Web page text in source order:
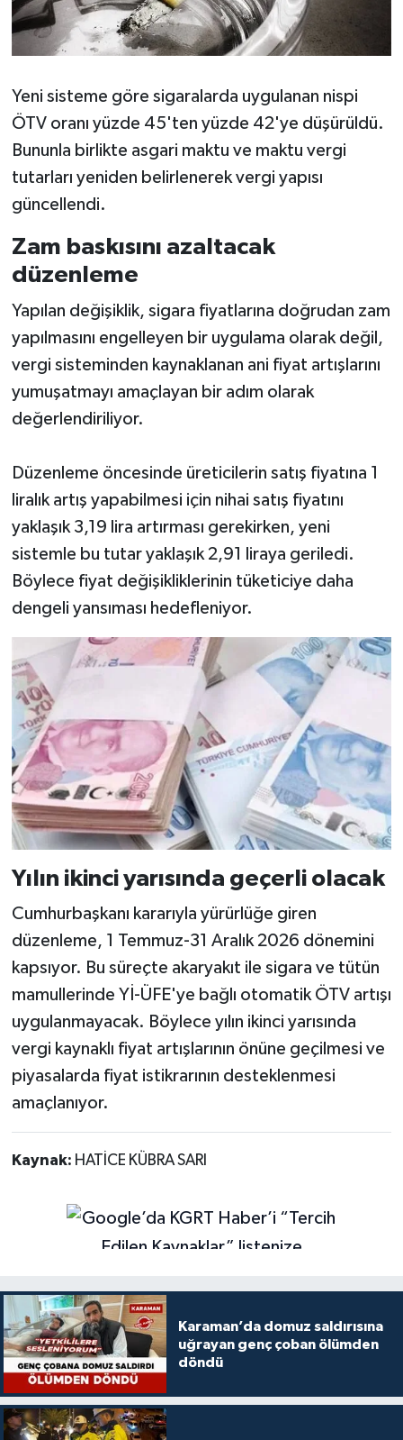
Yeni sisteme göre sigaralarda uygulanan nispi
ÖTV oranı yüzde 45'ten yüzde 42'ye düşürüldü.
Bununla birlikte asgari maktu ve maktu vergi
tutarları yeniden belirlenerek vergi yapısı
güncellendi.
Zam baskısını azaltacak
düzenleme
Yapılan değişiklik, sigara fiyatlarına doğrudan zam
yapılmasını engelleyen bir uygulama olarak değil,
vergi sisteminden kaynaklanan ani fiyat artışlarını
yumuşatmayı amaçlayan bir adım olarak
değerlendiriliyor.
Düzenleme öncesinde üreticilerin satış fiyatına 1
liralık artış yapabilmesi için nihai satış fiyatını
yaklaşık 3,19 lira artırması gerekirken, yeni
sistemle bu tutar yaklaşık 2,91 liraya geriledi.
Böylece fiyat değişikliklerinin tüketiciye daha
dengeli yansıması hedefleniyor.
Yılın ikinci yarısında geçerli olacak
Cumhurbaşkanı kararıyla yürürlüğe giren
düzenleme, 1 Temmuz-31 Aralık 2026 dönemini
kapsıyor. Bu süreçte akaryakıt ile sigara ve tütün
mamullerinde Yİ-ÜFE'ye bağlı otomatik ÖTV artışı
uygulanmayacak. Böylece yılın ikinci yarısında
vergi kaynaklı fiyat artışlarının önüne geçilmesi ve
piyasalarda fiyat istikrarının desteklenmesi
amaçlanıyor.
Kaynak: HATİCE KÜBRA SARI
Karaman’da domuz saldırısına
uğrayan genç çoban ölümden
döndü